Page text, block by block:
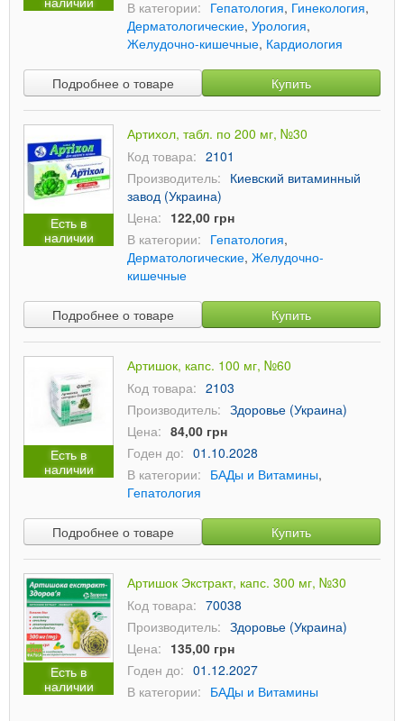
В категории: Гепатология, Гинекология,
Дерматологические, Урология,
Желудочно-кишечные, Кардиология
Подробнее о товаре Купить
Есть в
наличии
Артихол, табл. по 200 мг, №30
Код товара: 2101
Производитель: Киевский витаминный
завод (Украина)
Цена: 122,00 грн
В категории: Гепатология,
Дерматологические, Желудочно-
кишечные
Подробнее о товаре Купить
Есть в
наличии
Артишок, капс. 100 мг, №60
Код товара: 2103
Производитель: Здоровье (Украина)
Цена: 84,00 грн
Годен до: 01.10.2028
В категории: БАДы и Витамины,
Гепатология
Подробнее о товаре Купить
Есть в
наличии
Артишок Экстракт, капс. 300 мг, №30
Код товара: 70038
Производитель: Здоровье (Украина)
Цена: 135,00 грн
Годен до: 01.12.2027
В категории: БАДы и Витамины